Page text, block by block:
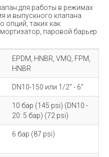
для работы в режимах
и выпускного клапана
опций, таких как
паровой барьер
EPDM, HNBR, VMQ, FPM,
HNBR
DN10-150 или 1/2” - 6”
10 бар (145 psi) (DN10 -
20: 5 бар) (72 psi)
6 бар (87 psi)